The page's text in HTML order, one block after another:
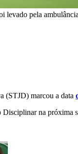
levado pela ambulância
(STJD) marcou a data
na próxima